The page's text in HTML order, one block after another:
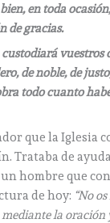
en toda
de gracias.
vuestros
de noble, de
todo cuanto
que la Iglesia
Trataba de
hombre que
de hoy: “No
la